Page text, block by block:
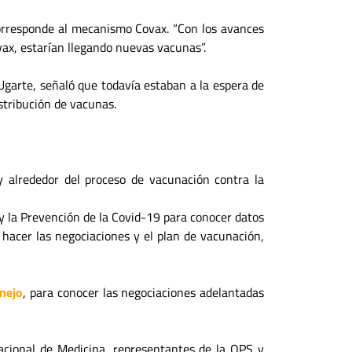
al mecanismo Covax. “Con los avances
estarían llegando nuevas vacunas”.
señaló que todavía estaban a la espera de
de vacunas.
del proceso de vacunación contra la
Prevención de la Covid-19 para conocer datos
las negociaciones y el plan de vacunación,
, para conocer las negociaciones adelantadas